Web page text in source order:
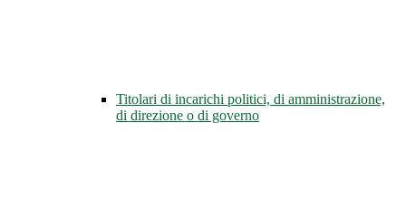
Titolari di incarichi politici, di amministrazione,
di direzione o di governo